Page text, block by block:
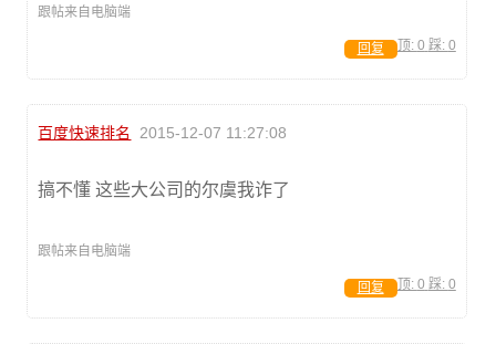
跟帖来自电脑端
顶: 0 踩: 0
回复
百度快速排名 2015-12-07 11:27:08
搞不懂 这些大公司的尔虞我诈了
跟帖来自电脑端
顶: 0 踩: 0
回复